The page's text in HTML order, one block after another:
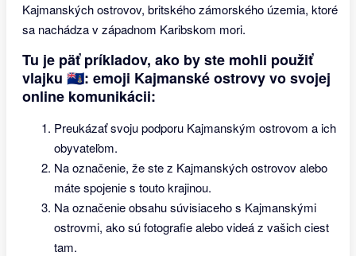
Kajmanských ostrovov, britského zámorského územia, ktoré
sa nachádza v západnom Karibskom mori.
Tu je päť príkladov, ako by ste mohli použiť
vlajku 🇰🇾: emoji Kajmanské ostrovy vo svojej
online komunikácii:
Preukázať svoju podporu Kajmanským ostrovom a ich
obyvateľom.
Na označenie, že ste z Kajmanských ostrovov alebo
máte spojenie s touto krajinou.
Na označenie obsahu súvisiaceho s Kajmanskými
ostrovmi, ako sú fotografie alebo videá z vašich ciest
tam.